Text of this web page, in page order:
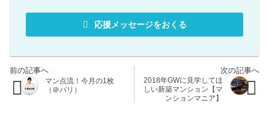
応援メッセージをおくる
マン点流！今月の1枚
（＠パリ）
2018年GWに見学してほ
しい新築マンション【マ
ンションマニア】